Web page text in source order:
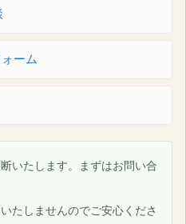
ーム
いたします。まずはお問い合
たしませんのでご安心くださ